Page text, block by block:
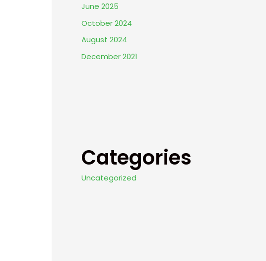
June 2025
October 2024
August 2024
December 2021
Categories
Uncategorized